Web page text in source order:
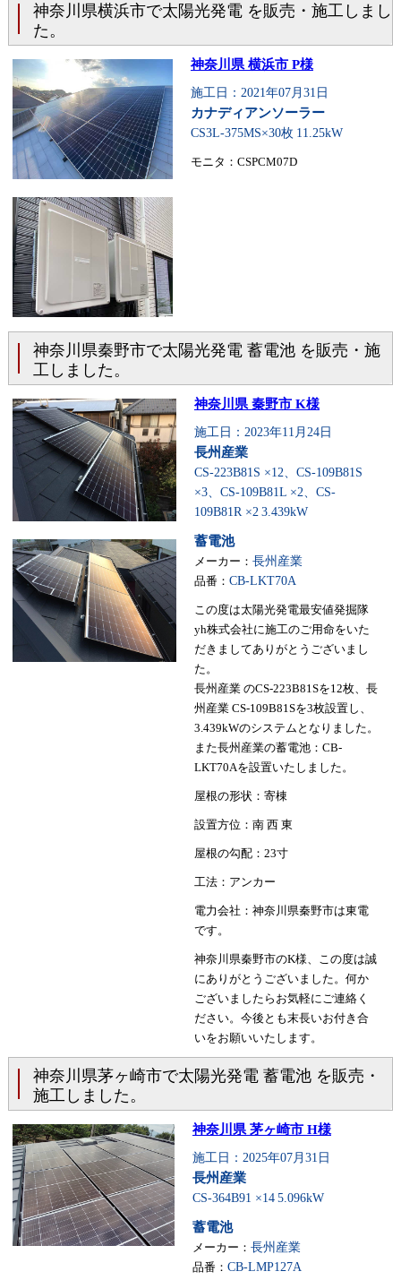
神奈川県横浜市で太陽光発電 を販売・施工しまし
た。
神奈川県 横浜市 P様
施工日：2021年07月31日
カナディアンソーラー
CS3L-375MS×30枚 11.25kW
モニタ：CSPCM07D
神奈川県秦野市で太陽光発電 蓄電池 を販売・施
工しました。
神奈川県 秦野市 K様
施工日：2023年11月24日
長州産業
CS-223B81S ×12、CS-109B81S
×3、CS-109B81L ×2、CS-
109B81R ×2 3.439kW
蓄電池
メーカー： 長州産業
品番： CB-LKT70A
この度は太陽光発電最安値発掘隊
yh株式会社に施工のご用命をいた
だきましてありがとうございまし
た。
長州産業 のCS-223B81Sを12枚、長
州産業 CS-109B81Sを3枚設置し、
3.439kWのシステムとなりました。
また長州産業の蓄電池：CB-
LKT70Aを設置いたしました。
屋根の形状：寄棟
設置方位：南 西 東
屋根の勾配：23寸
工法：アンカー
電力会社：神奈川県秦野市は東電
です。
神奈川県秦野市のK様、この度は誠
にありがとうございました。何か
ございましたらお気軽にご連絡く
ださい。今後とも末長いお付き合
いをお願いいたします。
神奈川県茅ヶ崎市で太陽光発電 蓄電池 を販売・
施工しました。
神奈川県 茅ヶ崎市 H様
施工日：2025年07月31日
長州産業
CS-364B91 ×14 5.096kW
蓄電池
メーカー： 長州産業
品番： CB-LMP127A